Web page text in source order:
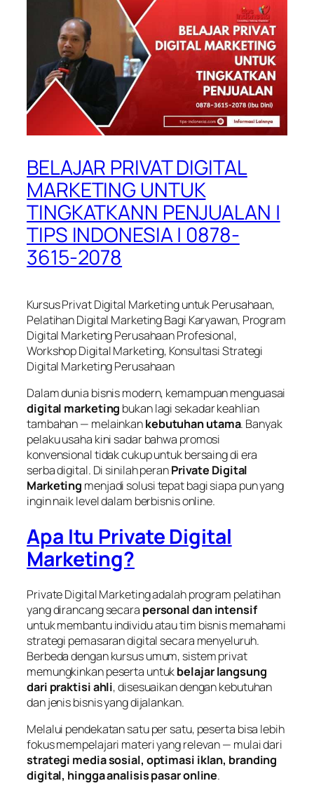
BELAJAR PRIVAT DIGITAL
MARKETING UNTUK
TINGKATKANN PENJUALAN |
TIPS INDONESIA | 0878-
3615-2078
Kursus Privat Digital Marketing untuk Perusahaan,
Pelatihan Digital Marketing Bagi Karyawan, Program
Digital Marketing Perusahaan Profesional,
Workshop Digital Marketing, Konsultasi Strategi
Digital Marketing Perusahaan
Dalam dunia bisnis modern, kemampuan menguasai
digital marketing bukan lagi sekadar keahlian
tambahan — melainkankebutuhan utama. Banyak
pelaku usaha kini sadar bahwa promosi
konvensional tidak cukup untuk bersaing di era
serba digital. Di sinilah peranPrivate Digital
Marketing menjadi solusi tepat bagi siapa pun yang
ingin naik level dalam berbisnis online.
Apa Itu Private Digital
Marketing?
Private Digital Marketing adalah program pelatihan
yang dirancang secara personal dan intensif
untuk membantu individu atau tim bisnis memahami
strategi pemasaran digital secara menyeluruh.
Berbeda dengan kursus umum, sistem privat
memungkinkan peserta untukbelajar langsung
dari praktisi ahli, disesuaikan dengan kebutuhan
dan jenis bisnis yang dijalankan.
Melalui pendekatan satu per satu, peserta bisa lebih
fokus mempelajari materi yang relevan — mulai dari
strategi media sosial, optimasi iklan, branding
digital, hingga analisis pasar online.